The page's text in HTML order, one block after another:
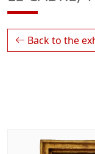
Back to the